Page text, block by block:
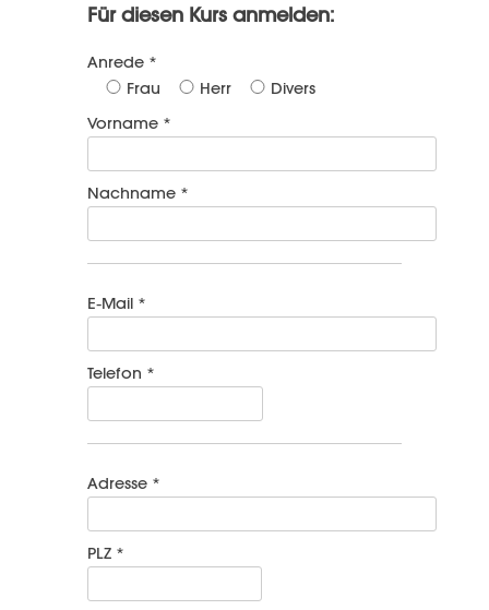
Für diesen Kurs anmelden:
Anrede *
Frau
Herr
Divers
Vorname *
Nachname *
E-Mail *
Telefon *
Adresse *
PLZ *